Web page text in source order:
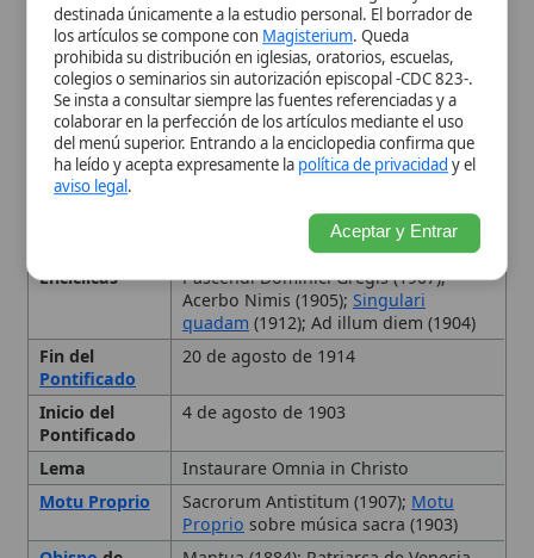
Fin del
Pontificado
20 de agosto de 1914
Inicio del
Pontificado
4 de agosto de 1903
Lema
Instaurare Omnia in Christo
Motu Proprio
Sacrorum Antistitum (1907); Motu
Mantua (1884); Patriarca de Venecia
Primeros años y sacerdocio
Episcopado y Patriarcado
Elección al Papado
Pontificado: «Restaurar
todas las cosas en Cristo»